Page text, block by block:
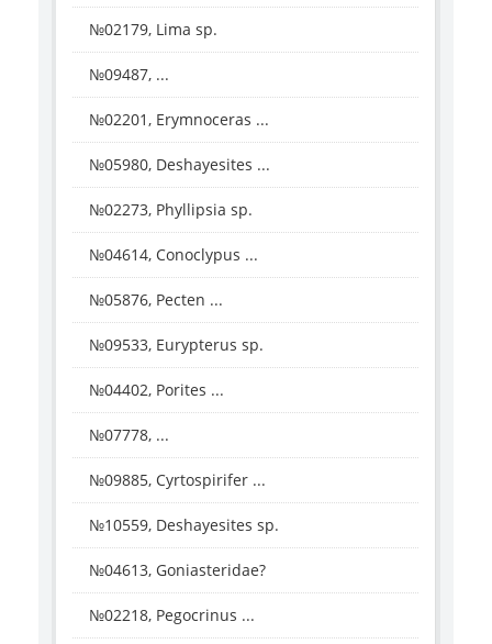
№02179, Lima sp.
№09487, ...
№02201, Erymnoceras ...
№05980, Deshayesites ...
№02273, Phyllipsia sp.
№04614, Conoclypus ...
№05876, Pecten ...
№09533, Eurypterus sp.
№04402, Porites ...
№07778, ...
№09885, Cyrtospirifer ...
№10559, Deshayesites sp.
№04613, Goniasteridae?
№02218, Pegocrinus ...